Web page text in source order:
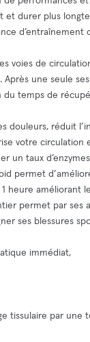
et durer plus
d’entraînement
voies de
une seule
du temps de
douleurs, réduit
votre circulation
un taux
permet
heure améliorant
permet par ses
ses blessures
immédiat,
tissulaire par une